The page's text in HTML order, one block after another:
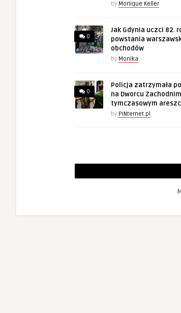
by Monique Keller
0
Jak Gdynia uczci 82.
powstania
obchodów
by Monika
0
Policja zatrzymała
na Dworcu
tymczasowym
by PINternet.pl